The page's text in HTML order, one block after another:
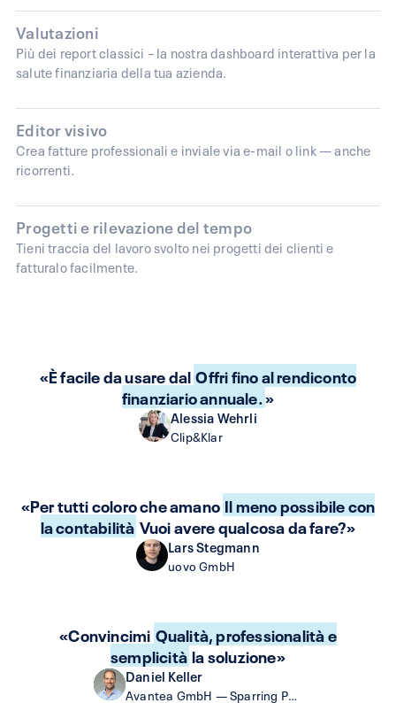
Valutazioni
Più dei report classici – la nostra dashboard interattiva per la
salute finanziaria della tua azienda.
Editor visivo
Crea fatture professionali e inviale via e-mail o link — anche
ricorrenti.
Progetti e rilevazione del tempo
Tieni traccia del lavoro svolto nei progetti dei clienti e
fatturalo facilmente.
«È facile da usare dal Offri fino al rendiconto
finanziario annuale.»
Alessia Wehrli
Clip&Klar
«Per tutti coloro che amano Il meno possibile con
la contabilità Vuoi avere qualcosa da fare?»
Lars Stegmann
uovo GmbH
«Convincimi Qualità, professionalità e
semplicitàla soluzione»
Daniel Keller
Avantea GmbH — Sparring Partner come servizio